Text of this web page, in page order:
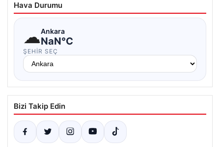
Hava Durumu
☁Ankara
NaN°C
ŞEHIR SEÇ
Bizi Takip Edin